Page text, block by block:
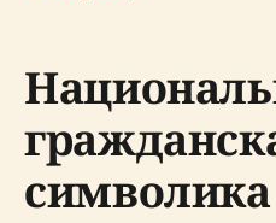
символика